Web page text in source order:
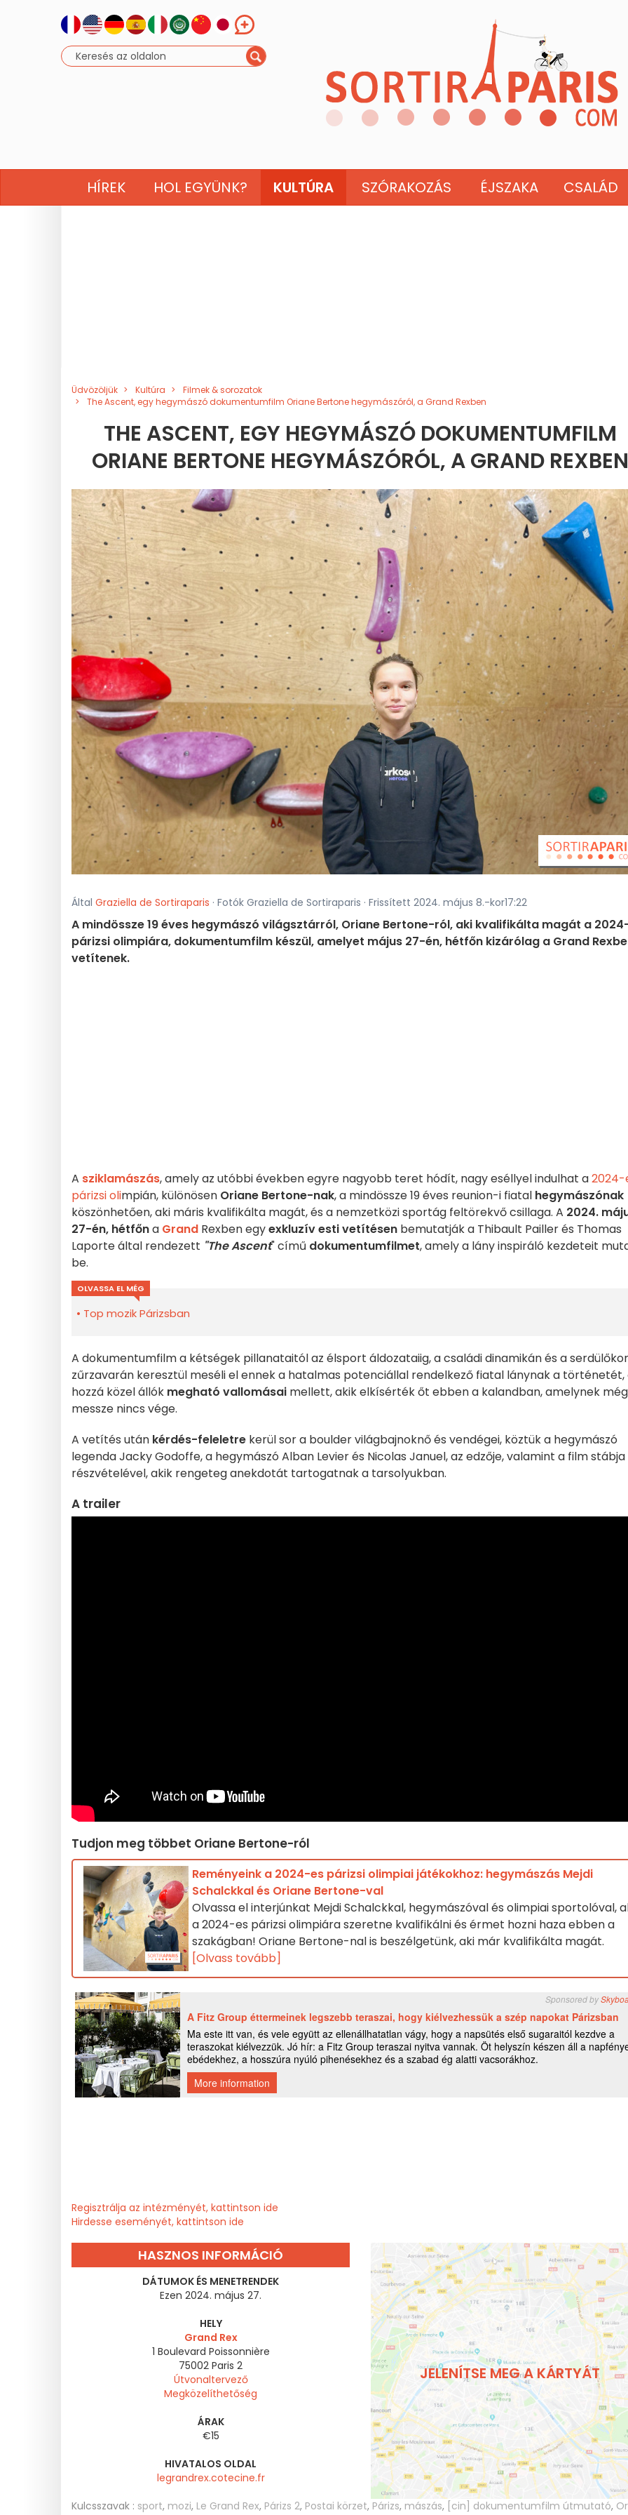
HÍREK HOL EGYÜNK? KULTÚRA SZÓRAKOZÁS ÉJSZAKA CSALÁD
Üdvözöljük Kultúra
Filmek & sorozatok
The Ascent, egy hegymászó dokumentumfilm Oriane Bertone hegymászóról, a Grand Rexben
THE ASCENT, EGY HEGYMÁSZÓ DOKUMENTUMFILM
ORIANE BERTONE HEGYMÁSZÓRÓL, A GRAND REXBEN
Által Graziella de Sortiraparis · Fotók Graziella de Sortiraparis · Frissített 2024. május 8.-kor17:22
A mindössze 19 éves hegymászó világsztárról, Oriane Bertone-ról, aki kvalifikálta magát a
párizsi olimpiára, dokumentumfilm készül, amelyet május 27-én, hétfőn kizárólag a Grand
vetítenek.
A sziklamászás, amely az utóbbi években egyre nagyobb teret hódít, nagy eséllyel indulhat a2024-
párizsi olimpián, különösen Oriane Bertone-nak, a mindössze 19 éves reunion-i fiatal hegymászónak
köszönhetően, aki máris kvalifikálta magát, és a nemzetközi sportág feltörekvő csillaga. A 2024.
27-én, hétfőna Grand Rexben egyexkluzív esti vetítésen bemutatják a Thibault Pailler és Thomas
Laporte által rendezett "The Ascent" című dokumentumfilmet, amely a lány inspiráló kezdeteit
be.
OLVASSA EL MÉG
Top mozik Párizsban
A dokumentumfilm a kétségek pillanataitól az élsport áldozataiig, a családi dinamikán és a serdülőkor
zűrzavarán keresztül meséli el ennek a hatalmas potenciállal rendelkező fiatal lánynak a történetét,
hozzá közel állók megható vallomásai mellett, akik elkísérték őt ebben a kalandban, amelynek még
messze nincs vége.
A vetítés után kérdés-feleletre kerül sor a boulder világbajnoknő és vendégei, köztük a hegymászó
legenda Jacky Godoffe, a hegymászó Alban Levier és Nicolas Januel, az edzője, valamint a film stábja
részvételével, akik rengeteg anekdotát tartogatnak a tarsolyukban.
A trailer
Tudjon meg többet Oriane Bertone-ról
Reményeink a 2024-es párizsi olimpiai játékokhoz: hegymászás Mejdi
Schalckkal és Oriane Bertone-val
Olvassa el interjúnkat Mejdi Schalckkal, hegymászóval és olimpiai sportolóval,
a 2024-es párizsi olimpiára szeretne kvalifikálni és érmet hozni haza ebben a
szakágban! Oriane Bertone-nal is beszélgetünk, aki már kvalifikálta magát.
[Olvass tovább]
Regisztrálja az intézményét, kattintson ide
Hirdesse eseményét, kattintson ide
HASZNOS INFORMÁCIÓ
DÁTUMOK ÉS MENETRENDEK
Ezen 2024. május 27.
HELY
Grand Rex
1 Boulevard Poissonnière
75002 Paris 2
Útvonaltervező
Megközelíthetőség
ÁRAK
€15
HIVATALOS OLDAL
legrandrex.cotecine.fr
JELENÍTSE MEG A KÁRTYÁT
Kulcsszavak : sport, mozi, Le Grand Rex, Párizs 2, Postai körzet, Párizs, mászás, [cin] dokumentumfilm útmutató,